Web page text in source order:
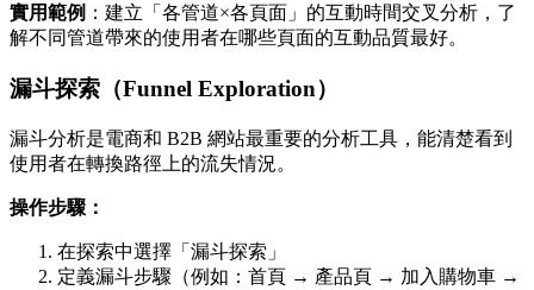
實用範例 ：建立「各管道×各頁面」的互動時間交叉分析，了
解不同管道帶來的使用者在哪些頁面的互動品質最好。
漏斗探索（Funnel Exploration）
漏斗分析是電商和 B2B 網站最重要的分析工具，能清楚看到
使用者在轉換路徑上的流失情況。
操作步驟：
在探索中選擇「漏斗探索」
定義漏斗步驟（例如：首頁 → 產品頁 → 加入購物車 →